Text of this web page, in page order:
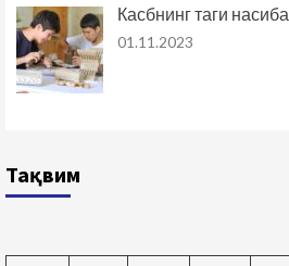
Касбнинг таги насиба
01.11.2023
Тақвим